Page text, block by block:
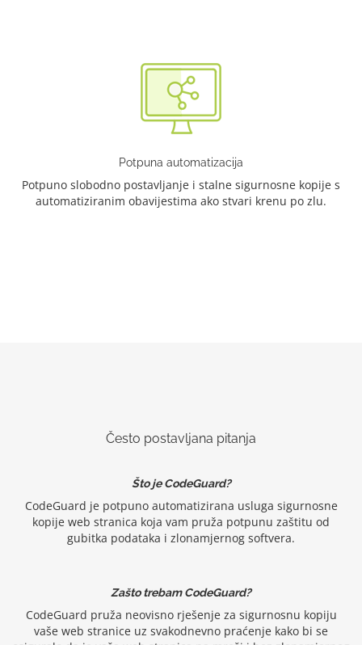
Potpuna automatizacija
Potpuno slobodno postavljanje i stalne sigurnosne kopije s
automatiziranim obavijestima ako stvari krenu po zlu.
Često postavljana pitanja
Što je CodeGuard?
CodeGuard je potpuno automatizirana usluga sigurnosne
kopije web stranica koja vam pruža potpunu zaštitu od
gubitka podataka i zlonamjernog softvera.
Zašto trebam CodeGuard?
CodeGuard pruža neovisno rješenje za sigurnosnu kopiju
vaše web stranice uz svakodnevno praćenje kako bi se